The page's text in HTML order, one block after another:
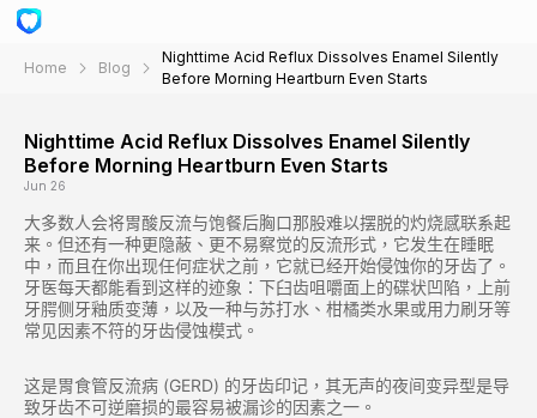
Home Blog
Nighttime Acid Reflux Dissolves Enamel Silently
Before Morning Heartburn Even Starts
Nighttime Acid Reflux Dissolves Enamel Silently
Before Morning Heartburn Even Starts
Jun 26
大多数人会将胃酸反流与饱餐后胸口那股难以摆脱的灼烧感联系起
来。但还有一种更隐蔽、更不易察觉的反流形式，它发生在睡眠
中，而且在你出现任何症状之前，它就已经开始侵蚀你的牙齿了。
牙医每天都能看到这样的迹象：下臼齿咀嚼面上的碟状凹陷，上前
牙腭侧牙釉质变薄，以及一种与苏打水、柑橘类水果或用力刷牙等
常见因素不符的牙齿侵蚀模式。
这是胃食管反流病 (GERD) 的牙齿印记，其无声的夜间变异型是导
致牙齿不可逆磨损的最容易被漏诊的因素之一。